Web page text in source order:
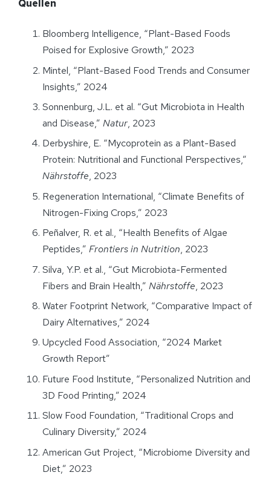
Quellen
Bloomberg Intelligence, “Plant-Based Foods
Poised for Explosive Growth,” 2023
Mintel, “Plant-Based Food Trends and Consumer
Insights,” 2024
Sonnenburg, J.L. et al. “Gut Microbiota in Health
and Disease,” Natur, 2023
Derbyshire, E. “Mycoprotein as a Plant-Based
Protein: Nutritional and Functional Perspectives,”
Nährstoffe, 2023
Regeneration International, “Climate Benefits of
Nitrogen-Fixing Crops,” 2023
Peñalver, R. et al., “Health Benefits of Algae
Peptides,” Frontiers in Nutrition, 2023
Silva, Y.P. et al., “Gut Microbiota-Fermented
Fibers and Brain Health,” Nährstoffe, 2023
Water Footprint Network, “Comparative Impact of
Dairy Alternatives,” 2024
Upcycled Food Association, “2024 Market
Growth Report”
Future Food Institute, “Personalized Nutrition and
3D Food Printing,” 2024
Slow Food Foundation, “Traditional Crops and
Culinary Diversity,” 2024
American Gut Project, “Microbiome Diversity and
Diet,” 2023